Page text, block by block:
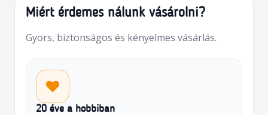
Miért érdemes nálunk vásárolni?
Gyors, biztonságos és kényelmes vásárlás.
20 éve a hobbiban